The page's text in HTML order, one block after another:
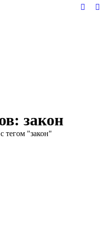
закон
тегом "закон"